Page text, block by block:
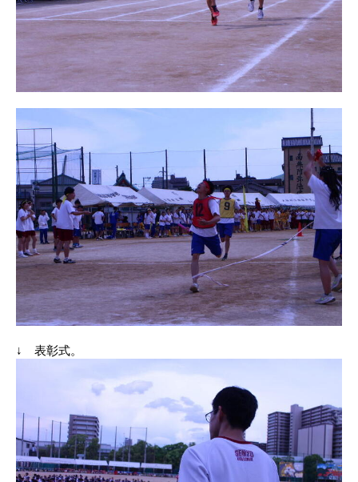
↓ 表彰式。